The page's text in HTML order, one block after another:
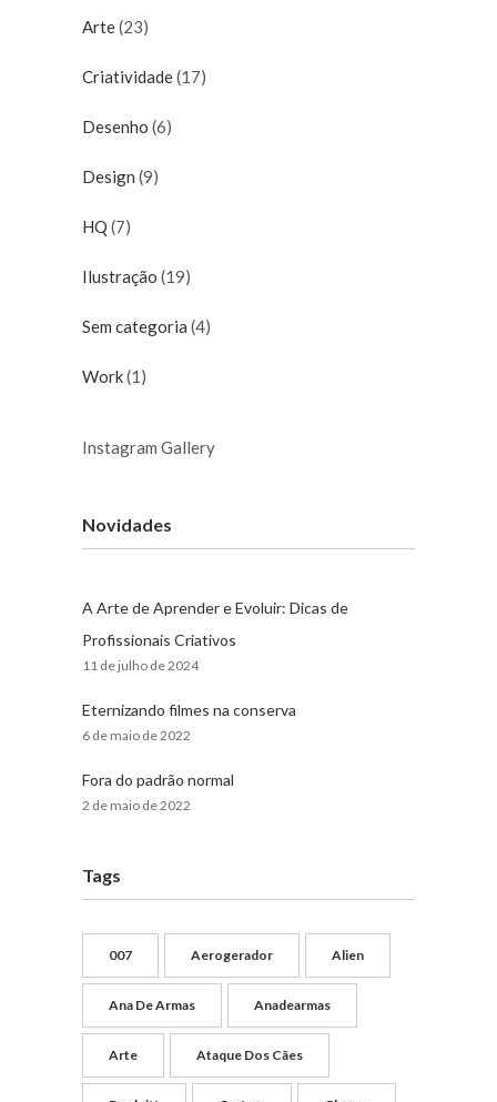
Arte(23)
Criatividade(17)
Desenho (6)
Design (9)
HQ (7)
Ilustração (19)
Sem categoria (4)
Work(1)
Instagram Gallery
Novidades
A Arte de Aprender e Evoluir: Dicas de
Profissionais Criativos
11 de julho de 2024
Eternizando filmes na conserva
6 de maio de 2022
Fora do padrão normal
2 de maio de 2022
Tags
007 Aerogerador Alien
Ana De Armas Anadearmas
Arte Ataque Dos Cães